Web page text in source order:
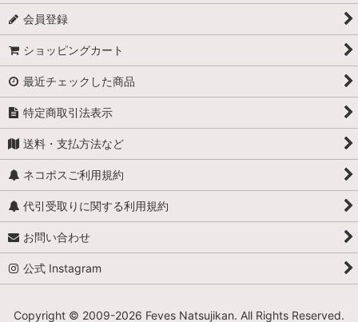
会員登録
ショッピングカート
最近チェックした商品
特定商取引法表示
送料・支払方法など
ネコポスご利用規約
代引受取りに関する利用規約
お問い合わせ
公式 Instagram
Copyright © 2009-2026 Feves Natsujikan. All Rights Reserved.